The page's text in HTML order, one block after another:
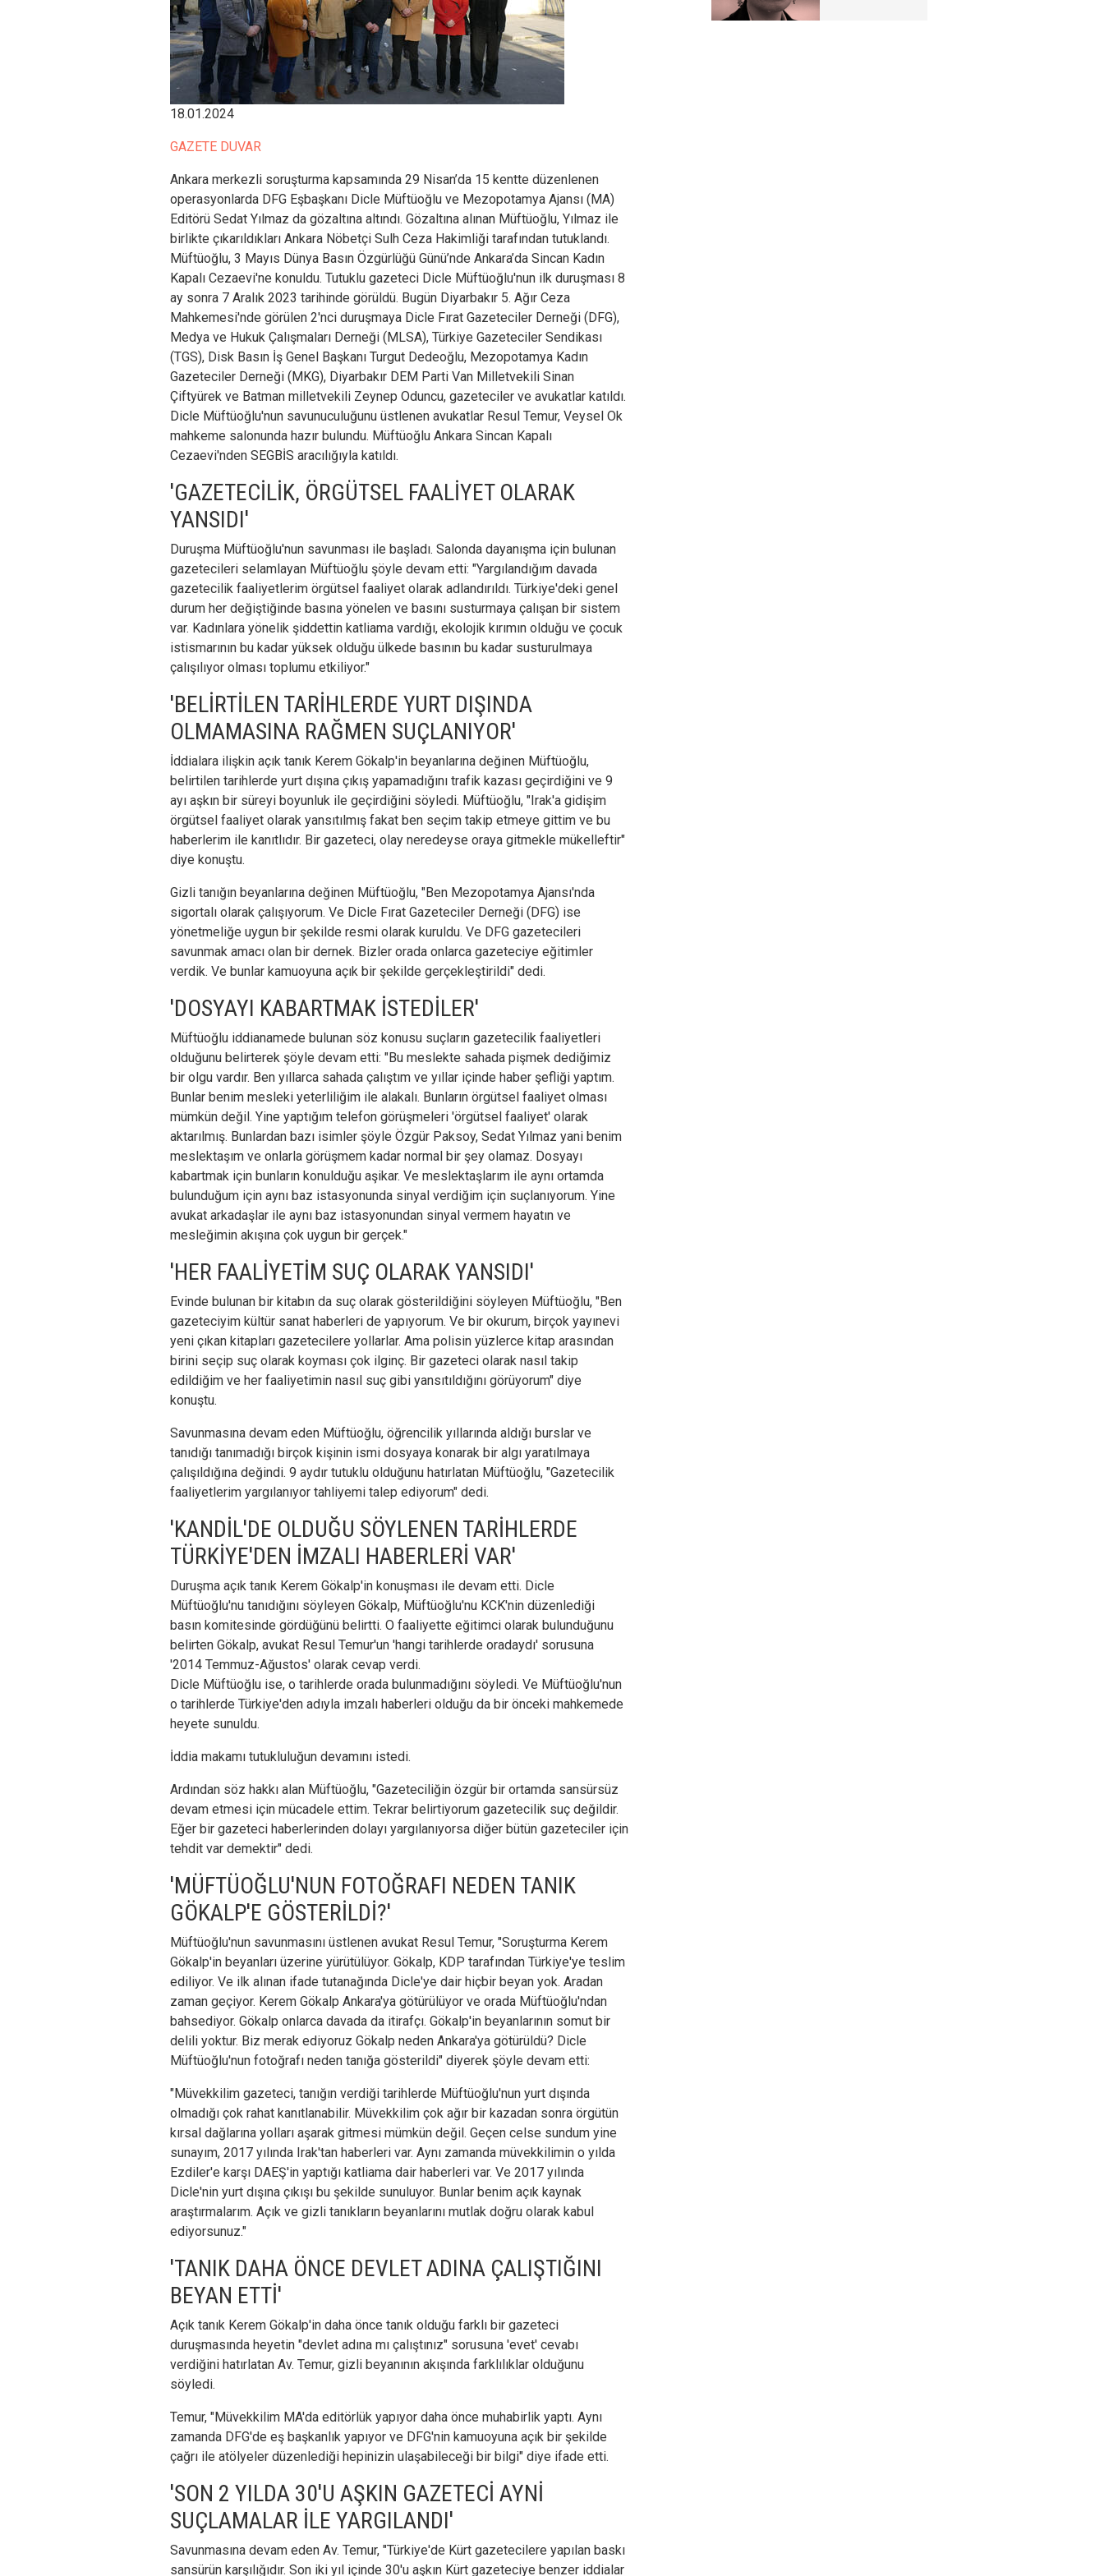
18.01.2024
GAZETE DUVAR
Ankara merkezli soruşturma kapsamında 29 Nisan’da 15 kentte düzenlenen
operasyonlarda DFG Eşbaşkanı Dicle Müftüoğlu ve Mezopotamya Ajansı (MA)
Editörü Sedat Yılmaz da gözaltına altındı. Gözaltına alınan Müftüoğlu, Yılmaz ile
birlikte çıkarıldıkları Ankara Nöbetçi Sulh Ceza Hakimliği tarafından tutuklandı.
Müftüoğlu, 3 Mayıs Dünya Basın Özgürlüğü Günü’nde Ankara’da Sincan Kadın
Kapalı Cezaevi'ne konuldu. Tutuklu gazeteci Dicle Müftüoğlu'nun ilk duruşması 8
ay sonra 7 Aralık 2023 tarihinde görüldü. Bugün Diyarbakır 5. Ağır Ceza
Mahkemesi'nde görülen 2'nci duruşmaya Dicle Fırat Gazeteciler Derneği (DFG),
Medya ve Hukuk Çalışmaları Derneği (MLSA), Türkiye Gazeteciler Sendikası
(TGS), Disk Basın İş Genel Başkanı Turgut Dedeoğlu, Mezopotamya Kadın
Gazeteciler Derneği (MKG), Diyarbakır DEM Parti Van Milletvekili Sinan
Çiftyürek ve Batman milletvekili Zeynep Oduncu, gazeteciler ve avukatlar katıldı.
Dicle Müftüoğlu'nun savunuculuğunu üstlenen avukatlar Resul Temur, Veysel Ok
mahkeme salonunda hazır bulundu. Müftüoğlu Ankara Sincan Kapalı
Cezaevi'nden SEGBİS aracılığıyla katıldı.
'GAZETECİLİK, ÖRGÜTSEL FAALİYET OLARAK
YANSIDI'
Duruşma Müftüoğlu'nun savunması ile başladı. Salonda dayanışma için bulunan
gazetecileri selamlayan Müftüoğlu şöyle devam etti: "Yargılandığım davada
gazetecilik faaliyetlerim örgütsel faaliyet olarak adlandırıldı. Türkiye'deki genel
durum her değiştiğinde basına yönelen ve basını susturmaya çalışan bir sistem
var. Kadınlara yönelik şiddettin katliama vardığı, ekolojik kırımın olduğu ve çocuk
istismarının bu kadar yüksek olduğu ülkede basının bu kadar susturulmaya
çalışılıyor olması toplumu etkiliyor."
'BELİRTİLEN TARİHLERDE YURT DIŞINDA
OLMAMASINA RAĞMEN SUÇLANIYOR'
İddialara ilişkin açık tanık Kerem Gökalp'in beyanlarına değinen Müftüoğlu,
belirtilen tarihlerde yurt dışına çıkış yapamadığını trafik kazası geçirdiğini ve 9
ayı aşkın bir süreyi boyunluk ile geçirdiğini söyledi. Müftüoğlu, "Irak'a gidişim
örgütsel faaliyet olarak yansıtılmış fakat ben seçim takip etmeye gittim ve bu
haberlerim ile kanıtlıdır. Bir gazeteci, olay neredeyse oraya gitmekle mükelleftir"
diye konuştu.
Gizli tanığın beyanlarına değinen Müftüoğlu, "Ben Mezopotamya Ajansı'nda
sigortalı olarak çalışıyorum. Ve Dicle Fırat Gazeteciler Derneği (DFG) ise
yönetmeliğe uygun bir şekilde resmi olarak kuruldu. Ve DFG gazetecileri
savunmak amacı olan bir dernek. Bizler orada onlarca gazeteciye eğitimler
verdik. Ve bunlar kamuoyuna açık bir şekilde gerçekleştirildi" dedi.
'DOSYAYI KABARTMAK İSTEDİLER'
Müftüoğlu iddianamede bulunan söz konusu suçların gazetecilik faaliyetleri
olduğunu belirterek şöyle devam etti: "Bu meslekte sahada pişmek dediğimiz
bir olgu vardır. Ben yıllarca sahada çalıştım ve yıllar içinde haber şefliği yaptım.
Bunlar benim mesleki yeterliliğim ile alakalı. Bunların örgütsel faaliyet olması
mümkün değil. Yine yaptığım telefon görüşmeleri 'örgütsel faaliyet' olarak
aktarılmış. Bunlardan bazı isimler şöyle Özgür Paksoy, Sedat Yılmaz yani benim
meslektaşım ve onlarla görüşmem kadar normal bir şey olamaz. Dosyayı
kabartmak için bunların konulduğu aşikar. Ve meslektaşlarım ile aynı ortamda
bulunduğum için aynı baz istasyonunda sinyal verdiğim için suçlanıyorum. Yine
avukat arkadaşlar ile aynı baz istasyonundan sinyal vermem hayatın ve
mesleğimin akışına çok uygun bir gerçek."
'HER FAALİYETİM SUÇ OLARAK YANSIDI'
Evinde bulunan bir kitabın da suç olarak gösterildiğini söyleyen Müftüoğlu, "Ben
gazeteciyim kültür sanat haberleri de yapıyorum. Ve bir okurum, birçok yayınevi
yeni çıkan kitapları gazetecilere yollarlar. Ama polisin yüzlerce kitap arasından
birini seçip suç olarak koyması çok ilginç. Bir gazeteci olarak nasıl takip
edildiğim ve her faaliyetimin nasıl suç gibi yansıtıldığını görüyorum" diye
konuştu.
Savunmasına devam eden Müftüoğlu, öğrencilik yıllarında aldığı burslar ve
tanıdığı tanımadığı birçok kişinin ismi dosyaya konarak bir algı yaratılmaya
çalışıldığına değindi. 9 aydır tutuklu olduğunu hatırlatan Müftüoğlu, "Gazetecilik
faaliyetlerim yargılanıyor tahliyemi talep ediyorum" dedi.
'KANDİL'DE OLDUĞU SÖYLENEN TARİHLERDE
TÜRKİYE'DEN İMZALI HABERLERİ VAR'
Duruşma açık tanık Kerem Gökalp'in konuşması ile devam etti. Dicle
Müftüoğlu'nu tanıdığını söyleyen Gökalp, Müftüoğlu'nu KCK'nin düzenlediği
basın komitesinde gördüğünü belirtti. O faaliyette eğitimci olarak bulunduğunu
belirten Gökalp, avukat Resul Temur'un 'hangi tarihlerde oradaydı' sorusuna
'2014 Temmuz-Ağustos' olarak cevap verdi.
Dicle Müftüoğlu ise, o tarihlerde orada bulunmadığını söyledi. Ve Müftüoğlu'nun
o tarihlerde Türkiye'den adıyla imzalı haberleri olduğu da bir önceki mahkemede
heyete sunuldu.
İddia makamı tutukluluğun devamını istedi.
Ardından söz hakkı alan Müftüoğlu, "Gazeteciliğin özgür bir ortamda sansürsüz
devam etmesi için mücadele ettim. Tekrar belirtiyorum gazetecilik suç değildir.
Eğer bir gazeteci haberlerinden dolayı yargılanıyorsa diğer bütün gazeteciler için
tehdit var demektir" dedi.
'MÜFTÜOĞLU'NUN FOTOĞRAFI NEDEN TANIK
GÖKALP'E GÖSTERİLDİ?'
Müftüoğlu'nun savunmasını üstlenen avukat Resul Temur, "Soruşturma Kerem
Gökalp'in beyanları üzerine yürütülüyor. Gökalp, KDP tarafından Türkiye'ye teslim
ediliyor. Ve ilk alınan ifade tutanağında Dicle'ye dair hiçbir beyan yok. Aradan
zaman geçiyor. Kerem Gökalp Ankara'ya götürülüyor ve orada Müftüoğlu'ndan
bahsediyor. Gökalp onlarca davada da itirafçı. Gökalp'in beyanlarının somut bir
delili yoktur. Biz merak ediyoruz Gökalp neden Ankara'ya götürüldü? Dicle
Müftüoğlu'nun fotoğrafı neden tanığa gösterildi" diyerek şöyle devam etti:
"Müvekkilim gazeteci, tanığın verdiği tarihlerde Müftüoğlu'nun yurt dışında
olmadığı çok rahat kanıtlanabilir. Müvekkilim çok ağır bir kazadan sonra örgütün
kırsal dağlarına yolları aşarak gitmesi mümkün değil. Geçen celse sundum yine
sunayım, 2017 yılında Irak'tan haberleri var. Aynı zamanda müvekkilimin o yılda
Ezdiler'e karşı DAEŞ'in yaptığı katliama dair haberleri var. Ve 2017 yılında
Dicle'nin yurt dışına çıkışı bu şekilde sunuluyor. Bunlar benim açık kaynak
araştırmalarım. Açık ve gizli tanıkların beyanlarını mutlak doğru olarak kabul
ediyorsunuz."
'TANIK DAHA ÖNCE DEVLET ADINA ÇALIŞTIĞINI
BEYAN ETTİ'
Açık tanık Kerem Gökalp'in daha önce tanık olduğu farklı bir gazeteci
duruşmasında heyetin "devlet adına mı çalıştınız" sorusuna 'evet' cevabı
verdiğini hatırlatan Av. Temur, gizli beyanının akışında farklılıklar olduğunu
söyledi.
Temur, "Müvekkilim MA'da editörlük yapıyor daha önce muhabirlik yaptı. Aynı
zamanda DFG'de eş başkanlık yapıyor ve DFG'nin kamuoyuna açık bir şekilde
çağrı ile atölyeler düzenlediği hepinizin ulaşabileceği bir bilgi" diye ifade etti.
'SON 2 YILDA 30'U AŞKIN GAZETECİ AYNİ
SUÇLAMALAR İLE YARGILANDI'
Savunmasına devam eden Av. Temur, "Türkiye'de Kürt gazetecilere yapılan baskı
sansürün karşılığıdır. Son iki yıl içinde 30'u aşkın Kürt gazeteciye benzer iddialar